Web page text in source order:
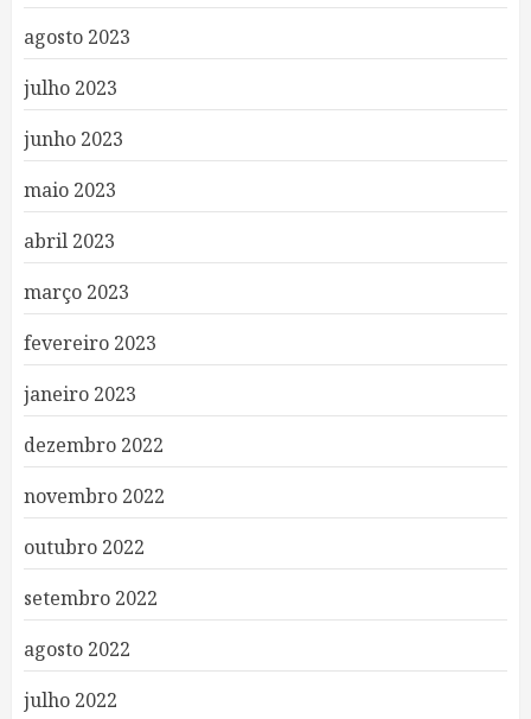
agosto 2023
julho 2023
junho 2023
maio 2023
abril 2023
março 2023
fevereiro 2023
janeiro 2023
dezembro 2022
novembro 2022
outubro 2022
setembro 2022
agosto 2022
julho 2022